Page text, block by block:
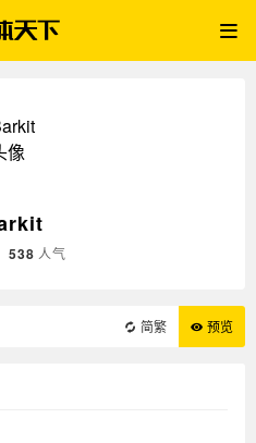
538 人气
简繁 预览